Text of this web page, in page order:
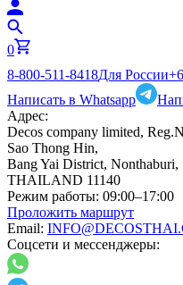
0
8-800-511-8418Для России
Написать в Whatsapp
Адрес:
Decos company limited,
Sao Thong Hin,
Bang Yai District, Nonthaburi,
THAILAND 11140
Режим работы: 09:00–17:00
Проложить маршрут
Email:
Соцсети и мессенджеры: